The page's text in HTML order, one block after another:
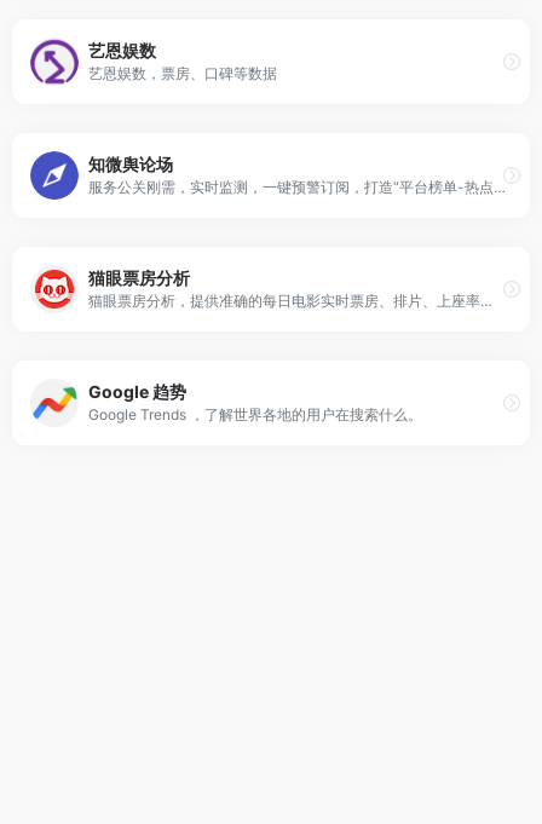
艺恩娱数
艺恩娱数，票房、口碑等数据
知微舆论场
服务公关刚需，实时监测，一键预警订阅，打造“平台榜单-热点聚焦-订阅预警-热点分析”一体化
猫眼票房分析
猫眼票房分析，提供准确的每日电影实时票房、排片、上座率查询，为电影从业者提供及时、专业的数据分析服务
Google 趋势
Google Trends ，了解世界各地的用户在搜索什么。